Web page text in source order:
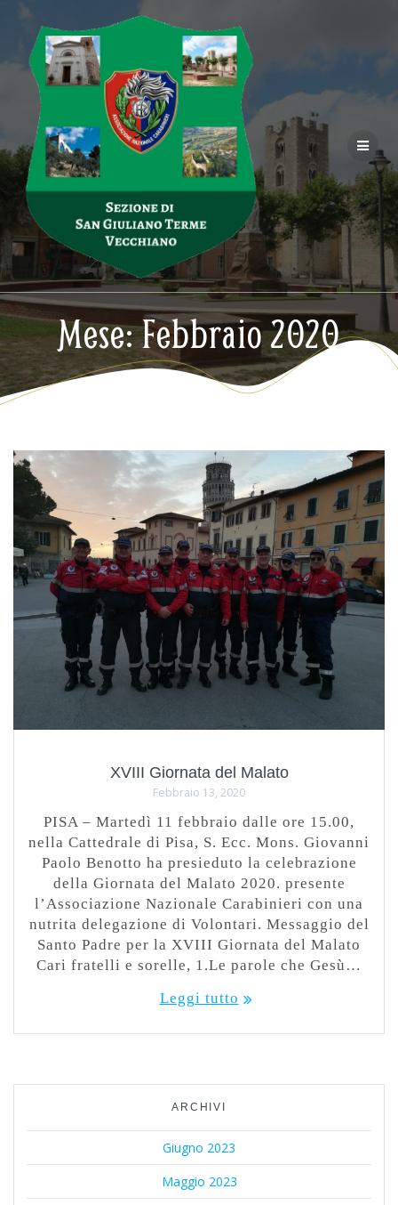
al
contenuto
Mese:Febbraio 2020
XVIII Giornata del Malato
Febbraio 13, 2020
PISA – Martedì 11 febbraio dalle ore 15.00,
nella Cattedrale di Pisa, S. Ecc. Mons. Giovanni
Paolo Benotto ha presieduto la celebrazione
della Giornata del Malato 2020. presente
l’Associazione Nazionale Carabinieri con una
nutrita delegazione di Volontari. Messaggio del
Santo Padre per la XVIII Giornata del Malato
Cari fratelli e sorelle, 1.Le parole che Gesù…
Leggi tutto
ARCHIVI
Giugno 2023
Maggio 2023